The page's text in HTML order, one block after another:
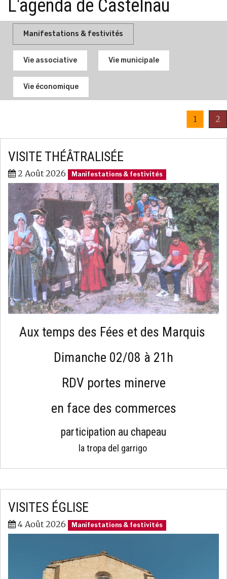
L'agenda de Castelnau
Manifestations & festivités
Vie associative Vie municipale
Vie économique
1 2
VISITE THÉÂTRALISÉE
2 Août 2026 Manifestations & festivités
Aux temps des Fées et des Marquis
Dimanche 02/08 à 21h
RDV portes minerve
en face des commerces
participation au chapeau
la tropa del garrigo
VISITES ÉGLISE
4 Août 2026 Manifestations & festivités